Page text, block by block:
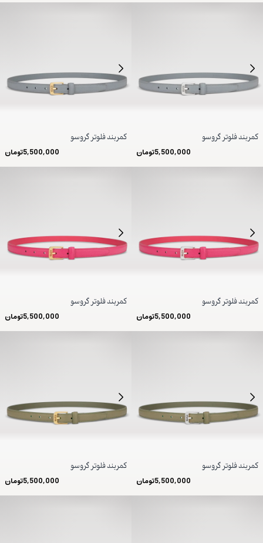
کمربند فلوتر گروسو
5,500,000تومان
کمربند فلوتر گروسو
5,500,000تومان
کمربند فلوتر گروسو
5,500,000تومان
کمربند فلوتر گروسو
5,500,000تومان
کمربند فلوتر گروسو
5,500,000تومان
کمربند فلوتر گروسو
5,500,000تومان